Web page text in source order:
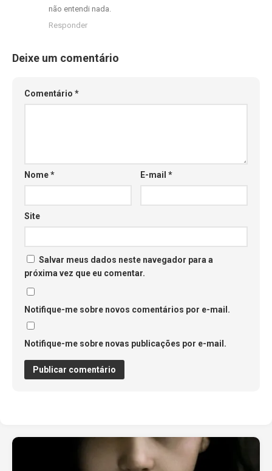
não entendi nada.
Responder
Deixe um comentário
Comentário *
Nome* E-mail*
Site
Salvar meus dados neste navegador para a
próxima vez que eu comentar.
Notifique-me sobre novos comentários por e-mail.
Notifique-me sobre novas publicações por e-mail.